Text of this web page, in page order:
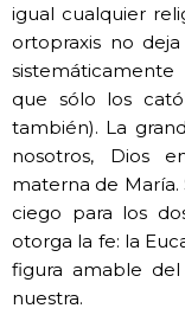
igual cualquier
ortopraxis no
que sólo los
también). La
nosotros, Dios
materna de
ciego para los
otorga la fe: la
figura amable del
nuestra.